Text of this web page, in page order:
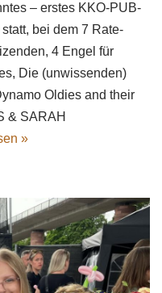
– erstes KKO-PUB-
bei dem 7 Rate-
4 Engel für
Die (unwissenden)
Oldies and their
& SARAH
»